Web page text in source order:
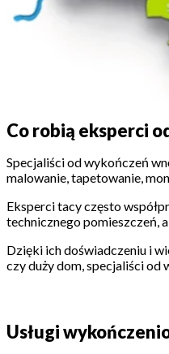
Co robią eksperci
Specjaliści od wykończeń
malowanie, tapetowanie,
Eksperci tacy często
technicznego pomieszczeń,
Dzięki ich doświadczeniu i
czy duży dom, specjaliści
Usługi